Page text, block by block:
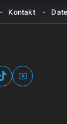
Kontakt